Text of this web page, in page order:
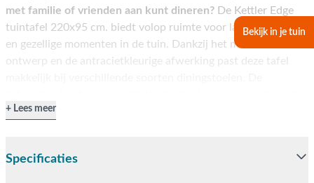
Bekijk in je tuin
met familie of vrienden aan kunt dineren? De Kettler Edge
tuintafel 220x95 cm. biedt volop ruimte voor lange etentjes
en gezellige momenten in de tuin. Dankzij het moderne
ontwerp en de antracietkleurige afwerking past deze tafel
voor een eigentijdse uitstraling. Met ruimte voor 6 personen
langs in een van onze showrooms.
Lees meer
Specificaties